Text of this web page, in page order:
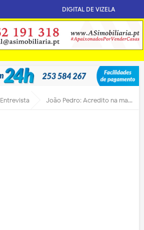
DIGITAL DE VIZELA
Entrevista João Pedro: Acredito na manutenção do CCD